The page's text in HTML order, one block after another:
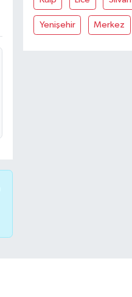
Yenişehir Merkez